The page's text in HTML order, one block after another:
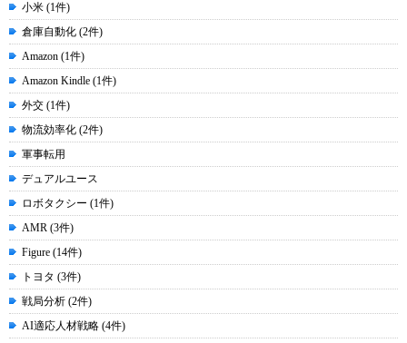
小米 (1件)
倉庫自動化 (2件)
Amazon (1件)
Amazon Kindle (1件)
外交 (1件)
物流効率化 (2件)
軍事転用
デュアルユース
ロボタクシー (1件)
AMR (3件)
Figure (14件)
トヨタ (3件)
戦局分析 (2件)
AI適応人材戦略 (4件)